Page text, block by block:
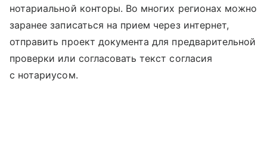
нотариальной конторы. Во многих регионах можно
заранее записаться на прием через интернет,
отправить проект документа для предварительной
проверки или согласовать текст согласия
с нотариусом.